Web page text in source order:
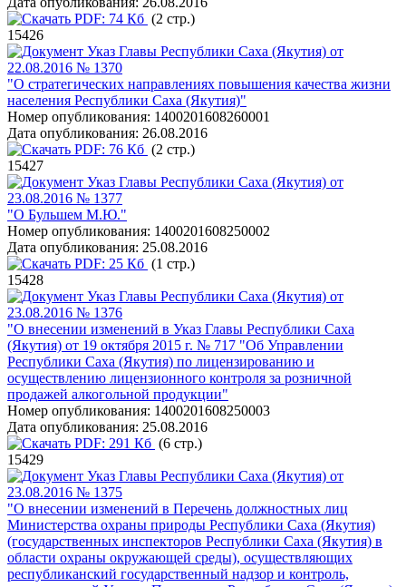
PDF: 74 Кб (2 стр.)
15426
Указ Главы Республики Саха (Якутия) от
22.08.2016 № 1370
"О стратегических направлениях повышения качества жизни
населения Республики Саха (Якутия)"
Номер опубликования: 1400201608260001
Дата опубликования: 26.08.2016
PDF: 76 Кб (2 стр.)
15427
Указ Главы Республики Саха (Якутия) от
23.08.2016 № 1377
"О Бульшем М.Ю."
Номер опубликования: 1400201608250002
Дата опубликования: 25.08.2016
PDF: 25 Кб (1 стр.)
15428
Указ Главы Республики Саха (Якутия) от
23.08.2016 № 1376
"О внесении изменений в Указ Главы Республики Саха
(Якутия) от 19 октября 2015 г. № 717 "Об Управлении
Республики Саха (Якутия) по лицензированию и
осуществлению лицензионного контроля за розничной
продажей алкогольной продукции"
Номер опубликования: 1400201608250003
Дата опубликования: 25.08.2016
PDF: 291 Кб (6 стр.)
15429
Указ Главы Республики Саха (Якутия) от
23.08.2016 № 1375
"О внесении изменений в Перечень должностных лиц
Министерства охраны природы Республики Саха (Якутия)
(государственных инспекторов Республики Саха (Якутия) в
области охраны окружающей среды), осуществляющих
республиканский государственный надзор и контроль,